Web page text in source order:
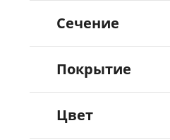
Сечение
Покрытие
Цвет